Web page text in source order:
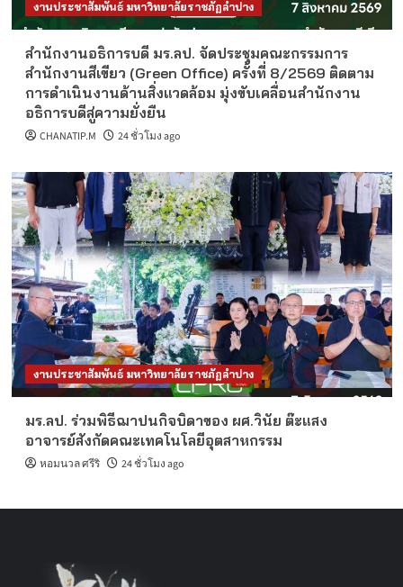
งานประชาสัมพันธ์ มหาวิทยาลัยราชภัฏลำปาง
สำนักงานอธิการบดี มร.ลป. จัดประชุมคณะกรรมการ
สำนักงานสีเขียว (Green Office) ครั้งที่ 8/2569 ติดตาม
การดำเนินงานด้านสิ่งแวดล้อม มุ่งขับเคลื่อนสำนักงาน
อธิการบดีสู่ความยั่งยืน
CHANATIP.M 24 ชั่วโมง ago
งานประชาสัมพันธ์ มหาวิทยาลัยราชภัฏลำปาง
มร.ลป. ร่วมพิธีฌาปนกิจบิดาของ ผศ.วินัย ต๊ะแสง
อาจารย์สังกัดคณะเทคโนโลยีอุตสาหกรรม
หอมนวล ศรีริ 24 ชั่วโมง ago